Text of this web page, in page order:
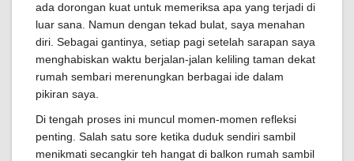
ada dorongan kuat untuk memeriksa apa yang terjadi di
luar sana. Namun dengan tekad bulat, saya menahan
diri. Sebagai gantinya, setiap pagi setelah sarapan saya
menghabiskan waktu berjalan-jalan keliling taman dekat
rumah sembari merenungkan berbagai ide dalam
pikiran saya.
Di tengah proses ini muncul momen-momen refleksi
penting. Salah satu sore ketika duduk sendiri sambil
menikmati secangkir teh hangat di balkon rumah sambil